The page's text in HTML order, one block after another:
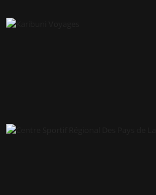
MASSAGES BY LYDIE
KARIBUNI VOYAGES